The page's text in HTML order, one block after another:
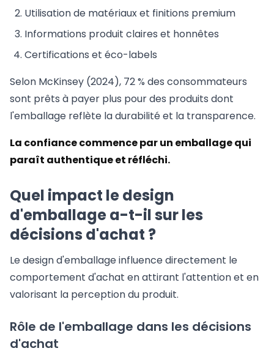
Utilisation de matériaux et finitions premium
Informations produit claires et honnêtes
Certifications et éco-labels
Selon McKinsey (2024), 72 % des consommateurs
sont prêts à payer plus pour des produits dont
l'emballage reflète la durabilité et la transparence.
La confiance commence par un emballage qui
paraît authentique et réfléchi.
Quel impact le design
d'emballage a-t-il sur les
décisions d'achat ?
Le design d'emballage influence directement le
comportement d'achat en attirant l'attention et en
valorisant la perception du produit.
Rôle de l'emballage dans les décisions
d'achat